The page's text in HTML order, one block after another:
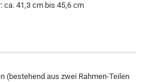
ca. 41,3 cm bis 45,6 cm
(bestehend aus zwei Rahmen-Teilen